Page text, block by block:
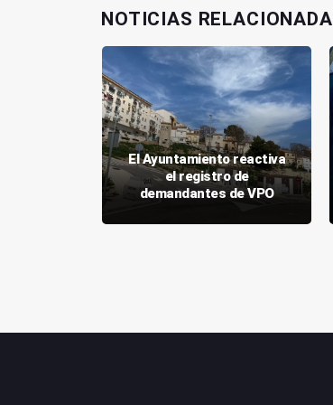
NOTICIAS
El Ayuntamiento reactiva
el registro de
demandantes de VPO